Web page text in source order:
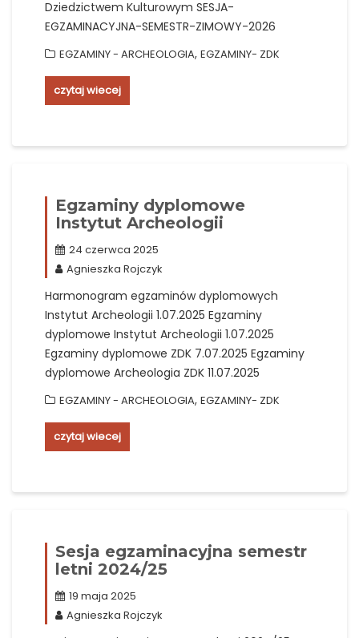
Dziedzictwem Kulturowym SESJA-
EGZAMINACYJNA-SEMESTR-ZIMOWY-2026
EGZAMINY - ARCHEOLOGIA, EGZAMINY- ZDK
czytaj wiecej
Egzaminy dyplomowe
Instytut Archeologii
24 czerwca 2025
Agnieszka Rojczyk
Harmonogram egzaminów dyplomowych
Instytut Archeologii 1.07.2025 Egzaminy
dyplomowe Instytut Archeologii 1.07.2025
Egzaminy dyplomowe ZDK 7.07.2025 Egzaminy
dyplomowe Archeologia ZDK 11.07.2025
EGZAMINY - ARCHEOLOGIA, EGZAMINY- ZDK
czytaj wiecej
Sesja egzaminacyjna semestr
letni 2024/25
19 maja 2025
Agnieszka Rojczyk